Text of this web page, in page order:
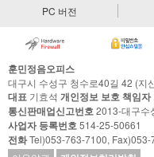
PC 버전
훈민정음오피스
대구시 수성구 청수로40길 42 (지
대표 기효석 개인정보 보호 책임자
통신판매업신고번호2013-대구수
사업자 등록번호514-25-50661
전화Tel)053-763-7100, Fax)053-